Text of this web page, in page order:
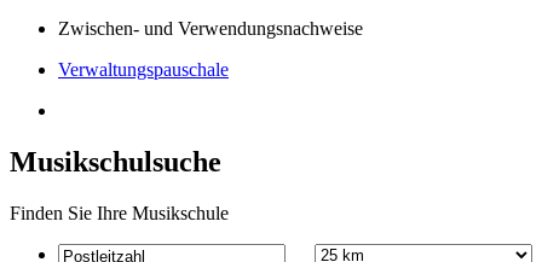
Zwischen- und Verwendungsnachweise
Verwaltungspauschale
Musikschulsuche
Finden Sie Ihre Musikschule